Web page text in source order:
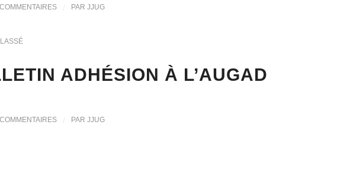
/ PAR JJUG
ADHÉSION À L’AUGAD
/ PAR JJUG